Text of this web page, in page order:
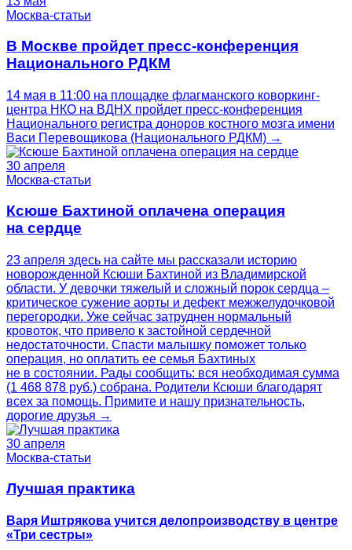
Москва-статьи
В Москве пройдет пресс‑конференция
Национального РДКМ
14 мая в 11:00 на площадке флагманского коворкинг-
центра НКО на ВДНХ пройдет пресс-конференция
Национального регистра доноров костного мозга имени
Васи Перевощикова (Национального РДКМ) →
30 апреля
Москва-статьи
Ксюше Бахтиной оплачена операция
на сердце
23 апреля здесь на сайте мы рассказали историю
новорожденной Ксюши Бахтиной из Владимирской
области. У девочки тяжелый и сложный порок сердца –
критическое сужение аорты и дефект межжелудочковой
перегородки. Уже сейчас затруднен нормальный
кровоток, что привело к застойной сердечной
недостаточности. Спасти малышку поможет только
операция, но оплатить ее семья Бахтиных
не в состоянии. Рады сообщить: вся необходимая сумма
(1 468 878 руб.) собрана. Родители Ксюши благодарят
всех за помощь. Примите и нашу признательность,
дорогие друзья →
30 апреля
Москва-статьи
Лучшая практика
Варя Иштрякова учится делопроизводству в центре
«Три сестры»